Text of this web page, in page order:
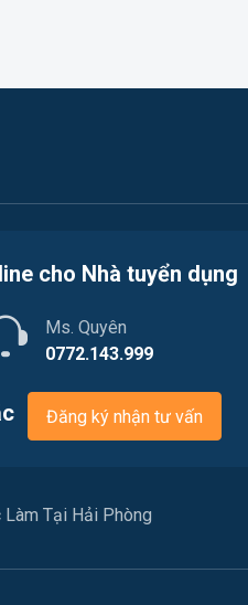
Việc
Việc
Việc
cho Nhà tuyển dụng
Ms. Quyên
0772.143.999
Đăng ký nhận tư vấn
Làm Tại Hải Phòng